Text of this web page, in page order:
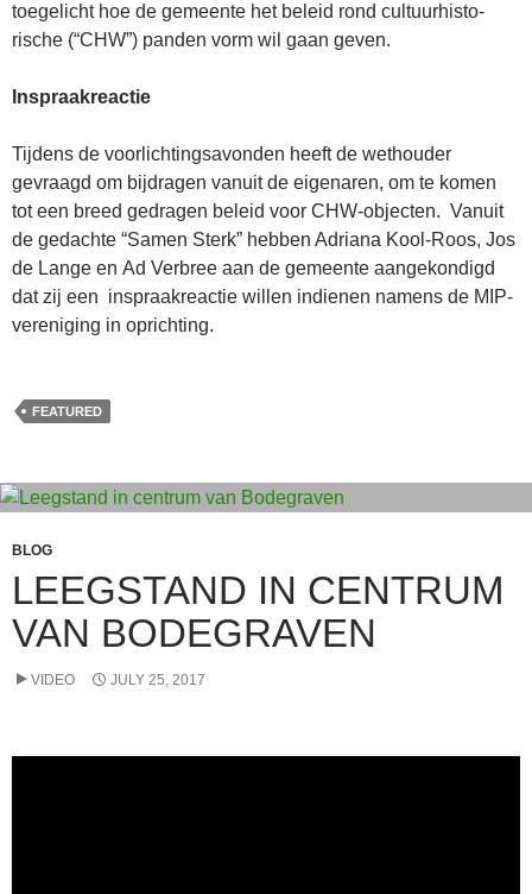
toegelicht hoe de gemeente het beleid rond cultuurhisto­
rische (“CHW”) panden vorm wil gaan geven.
Inspraakreactie
Tijdens de voorlichtingsavonden heeft de wethouder
gevraagd om bijdragen vanuit de eigenaren, om te komen
tot een breed gedragen beleid voor CHW-objecten. Vanuit
de gedachte “Samen Sterk” hebben Adriana Kool-Roos, Jos
de Lange en Ad Verbree aan de gemeente aangekondigd
dat zij een inspraakreactie willen indienen namens de MIP-
vereniging in oprichting.
FEATURED
BLOG
LEEGSTAND IN CENTRUM
VAN BODEGRAVEN
VIDEO JULY 25, 2017